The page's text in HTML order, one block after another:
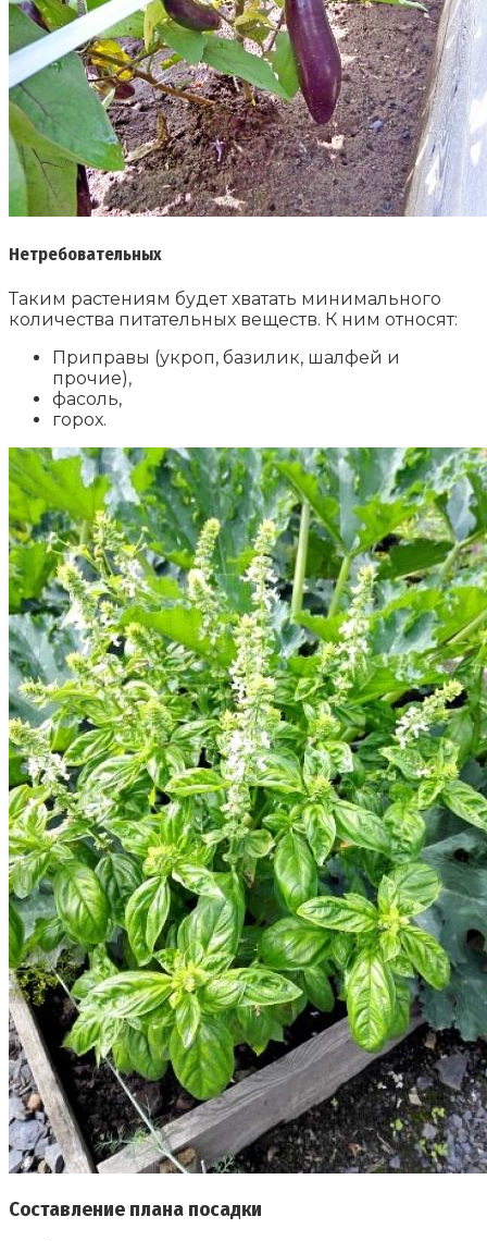
Нетребовательных
Таким растениям будет хватать минимального
количества питательных веществ. К ним относят:
Приправы (укроп, базилик, шалфей и
прочие),
фасоль,
горох.
Составление плана посадки